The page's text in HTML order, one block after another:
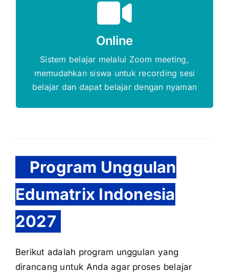
Online
Sistem belajar melalui Zoom meeting,
memudahkan siswa untuk recording sesi
belajar dan dapat belajar dengan nyaman
DAFTAR SEKARANG
Program Unggulan
Edumatrix Indonesia
2027
Berikut adalah program unggulan yang
dirancang untuk Anda agar proses belajar